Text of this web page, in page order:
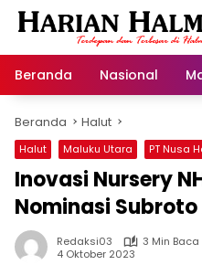
Langsung
Beranda
Nasional
Beranda Halut
Halut Maluku Utara PT Nusa
Inovasi Nursery
Nominasi
Redaksi03
3 Min Baca
4 Oktober 2023